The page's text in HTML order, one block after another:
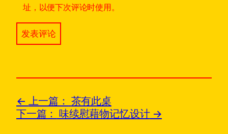
址，以便下次评论时使用。
上一篇： 茶有此桌
下一篇： 味续慰藉物记忆设计